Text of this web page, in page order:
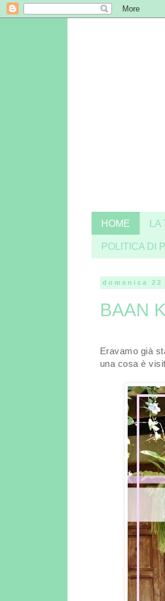
HOME LA
POLITICA DI
domenica 22
BAAN
Eravamo già
una cosa è